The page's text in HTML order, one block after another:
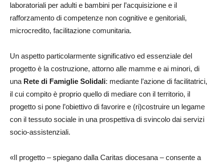
laboratoriali per adulti e bambini per l’acquisizione e il
rafforzamento di competenze non cognitive e genitoriali,
microcredito, facilitazione comunitaria.
Un aspetto particolarmente significativo ed essenziale del
progetto è la costruzione, attorno alle mamme e ai minori, di
una Rete di Famiglie Solidali: mediante l’azione di facilitatrici,
il cui compito è proprio quello di mediare con il territorio, il
progetto si pone l’obiettivo di favorire e (ri)costruire un legame
con il tessuto sociale in una prospettiva di svincolo dai servizi
socio-assistenziali.
«Il progetto – spiegano dalla Caritas diocesana – consente a